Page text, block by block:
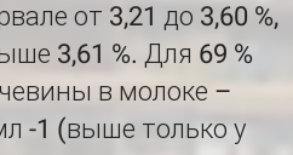
от 3,21 до 3,60 %,
3,61 %. Для 69 %
в молоке –
-1 (выше только у